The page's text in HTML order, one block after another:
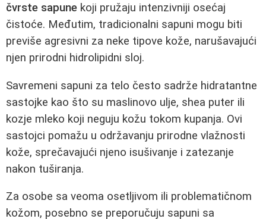
čvrste sapune koji pružaju intenzivniji osećaj
čistoće. Međutim, tradicionalni sapuni mogu biti
previše agresivni za neke tipove kože, narušavajući
njen prirodni hidrolipidni sloj.
Savremeni sapuni za telo često sadrže hidratantne
sastojke kao što su maslinovo ulje, shea puter ili
kozje mleko koji neguju kožu tokom kupanja. Ovi
sastojci pomažu u održavanju prirodne vlažnosti
kože, sprečavajući njeno isušivanje i zatezanje
nakon tuširanja.
Za osobe sa veoma osetljivom ili problematičnom
kožom, posebno se preporučuju sapuni sa